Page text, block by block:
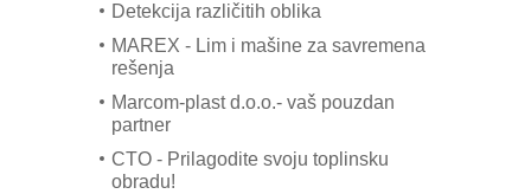
Detekcija različitih oblika
MAREX - Lim i mašine za savremena
rešenja
Marcom-plast d.o.o.- vaš pouzdan
partner
CTO - Prilagodite svoju toplinsku
obradu!